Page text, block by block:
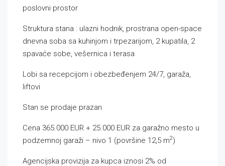
poslovni prostor
Struktura stana : ulazni hodnik, prostrana open-space
dnevna soba sa kuhinjom i trpezarijom, 2 kupatila, 2
spavaće sobe, vešernica i terasa
Lobi sa recepcijom i obezbeđenjem 24/7, garaža,
liftovi
Stan se prodaje prazan
Cena 365.000 EUR + 25.000 EUR za garažno mesto u
podzemnoj garaži – nivo 1 (površine 12,5 m2)
Agencijska provizija za kupca iznosi 2% od